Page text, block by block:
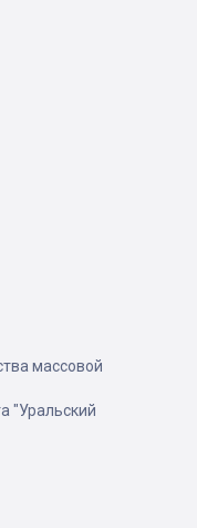
массовой
"Уральский